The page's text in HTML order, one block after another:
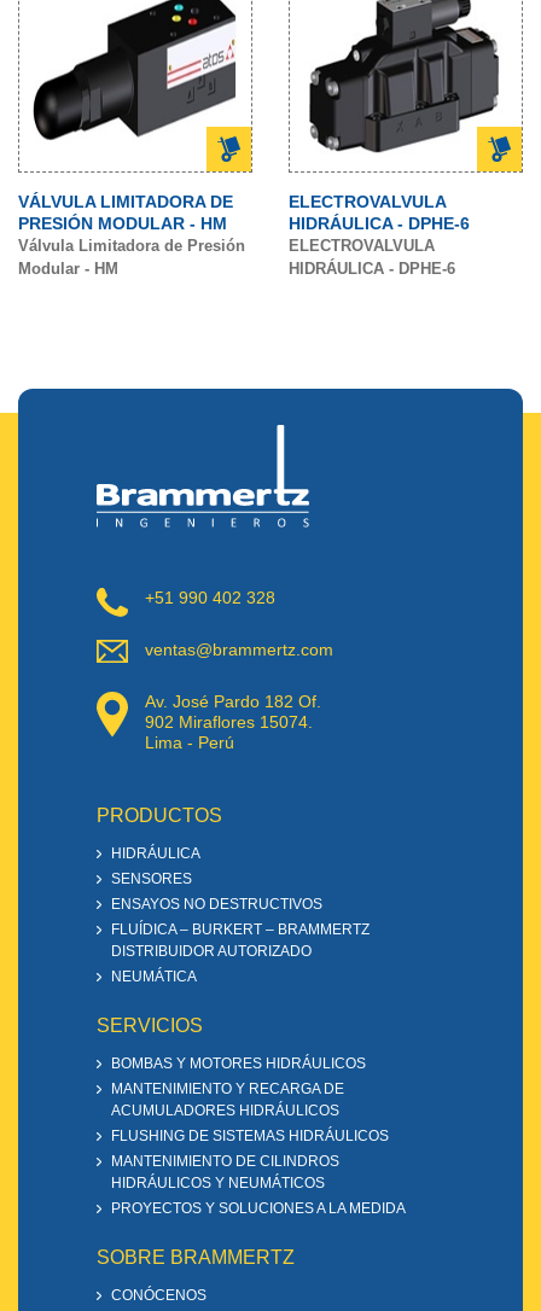
VÁLVULA LIMITADORA DE
PRESIÓN MODULAR - HM
Válvula Limitadora de Presión
Modular - HM
ELECTROVALVULA
HIDRÁULICA - DPHE-6
ELECTROVALVULA
HIDRÁULICA - DPHE-6
+51 990 402 328
ventas@brammertz.com
Av. José Pardo 182 Of.
902 Miraflores 15074.
Lima - Perú
PRODUCTOS
HIDRÁULICA
SENSORES
ENSAYOS NO DESTRUCTIVOS
FLUÍDICA – BURKERT – BRAMMERTZ
DISTRIBUIDOR AUTORIZADO
NEUMÁTICA
SERVICIOS
BOMBAS Y MOTORES HIDRÁULICOS
MANTENIMIENTO Y RECARGA DE
ACUMULADORES HIDRÁULICOS
FLUSHING DE SISTEMAS HIDRÁULICOS
MANTENIMIENTO DE CILINDROS
HIDRÁULICOS Y NEUMÁTICOS
PROYECTOS Y SOLUCIONES A LA MEDIDA
SOBRE BRAMMERTZ
CONÓCENOS